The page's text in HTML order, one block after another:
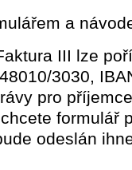
a
III lze
3030,
pro
formulář
odeslán